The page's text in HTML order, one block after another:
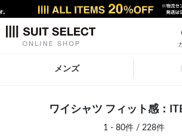
メンズ
ワイシャツ フィット感：
1 - 80件 / 228件